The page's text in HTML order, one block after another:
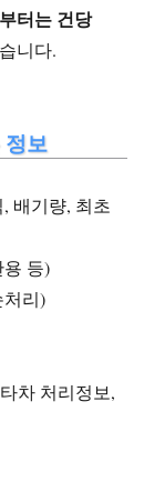
터는 건당
니다.
보
배기량, 최초
등)
처리)
차 처리정보,